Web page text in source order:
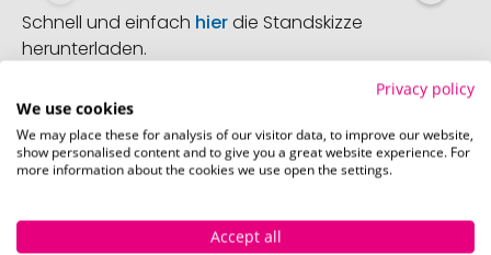
Schnell und einfach hierdie Standskizze
herunterladen.
Verfügbare Farben
Privacy policy
We use cookies
We may place these for analysis of our visitor data, to improve our website,
show personalised content and to give you a great website experience. For
more information about the cookies we use open the settings.
Accept all